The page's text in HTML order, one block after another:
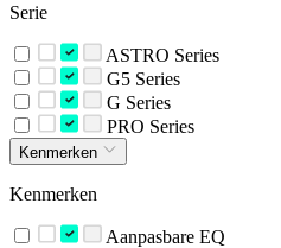
Serie
ASTRO Series
G5 Series
G Series
PRO Series
Kenmerken
Kenmerken
Aanpasbare EQ